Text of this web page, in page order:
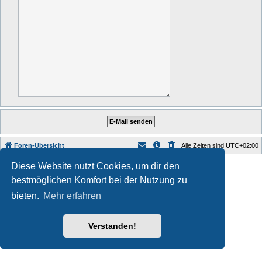
Diese Website nutzt Cookies, um dir den
bestmöglichen Komfort bei der Nutzung zu
bieten. Mehr erfahren
Verstanden!
Foren-Übersicht Alle Zeiten sind UTC+02:00
Style developer by forum tricolor tv,
Powered byphpBB ® Forum Software © phpBB Limited
Deutsche Übersetzung durchphpBB.de
Datenschutz